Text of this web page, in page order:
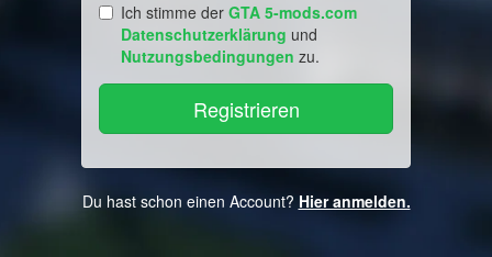
Ich stimme der GTA 5-mods.com
Datenschutzerklärung und
Nutzungsbedingungen zu.
Du hast schon einen Account? Hier anmelden.